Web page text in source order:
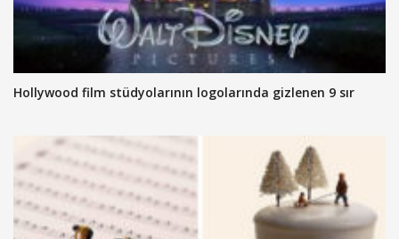
Hollywood film stüdyolarının logolarında gizlenen 9 sır